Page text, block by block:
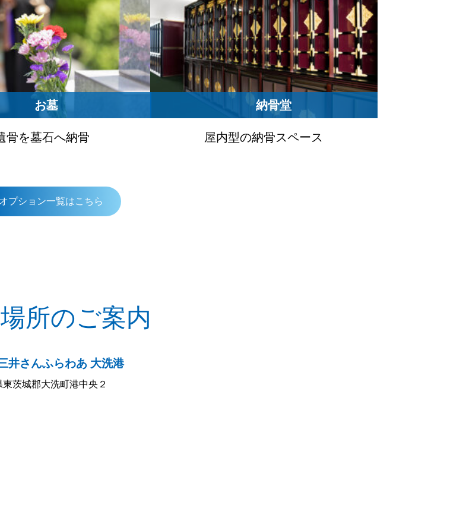
お墓
骨を墓石へ納骨
納骨堂
屋内型の納骨スペース
オプション一覧はこちら
所のご案内
井さんふらわあ 大洗港
東茨城郡大洗町港中央２